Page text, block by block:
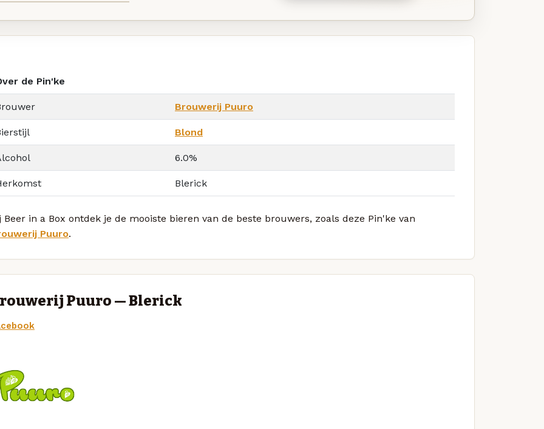
de Pin'ke
Brouwerij Puuro
Blond
6.0%
Blerick
Beer in a Box ontdek je de mooiste bieren van de beste brouwers, zoals deze Pin'ke van
Puuro.
Puuro — Blerick